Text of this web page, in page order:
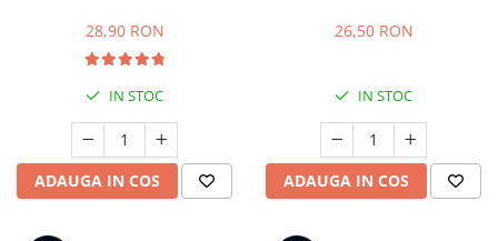
28,90 RON
IN STOC
ADAUGA IN COS
Gusto
26,50 RON
IN STOC
ADAUGA IN COS